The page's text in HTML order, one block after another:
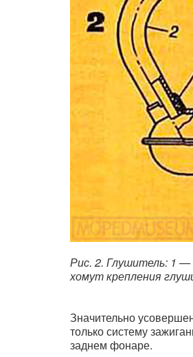
Рис. 2. Глушитель: 1
хомут крепления
Значительно
только систему
заднем фонаре.